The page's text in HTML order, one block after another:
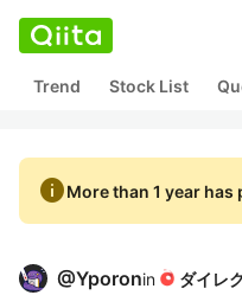
Trend Stock List
infoMore than 1 year
@Yporonin